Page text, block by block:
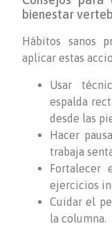
bienestar
Hábitos sanos
aplicar estas
Usar
espalda
desde las
Hacer
trabaja
Fortalecer
ejercicios
Cuidar el
la columna.